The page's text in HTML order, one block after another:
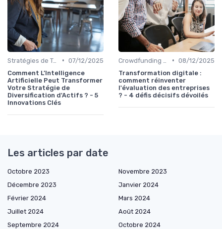
Stratégies de Trading • 07/12/2025
Comment L’Intelligence
Artificielle Peut Transformer
Votre Stratégie de
Diversification d'Actifs ? - 5
Innovations Clés
• 08/12/2025
Transformation digitale :
comment réinventer
l'évaluation des entreprises
? - 4 défis décisifs dévoilés
Les articles par date
Octobre 2023
Novembre 2023
Décembre 2023
Janvier 2024
Février 2024
Mars 2024
Juillet 2024
Août 2024
Septembre 2024
Octobre 2024